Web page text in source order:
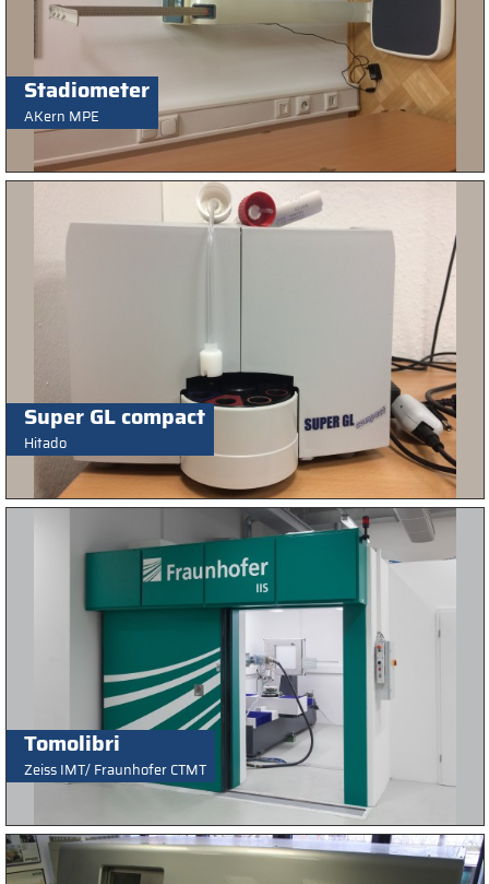
Stadiometer
AKern MPE
Super GL compact
Hitado
Tomolibri
Zeiss IMT/ Fraunhofer CTMT